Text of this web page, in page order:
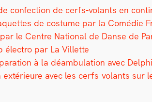
con­fec­tion de cerfs-volants en
de cos­tume par la Comédie
le Cen­tre Nation­al de Danse de
élec­tro par La Vil­lette
à la déam­bu­la­tion avec
avec les cerfs-volants sur